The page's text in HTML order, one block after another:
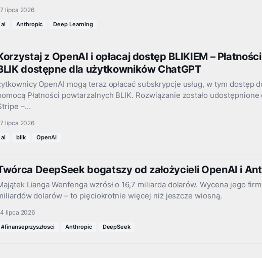
lipca 2026
ai Anthropic Deep Learning
z OpenAI i opłacaj dostęp BLIKIEM –
dostępne dla użytkowników ChatGPT
OpenAI mogą teraz opłacać subskrypcje usług, w tym dostęp
Płatności powtarzalnych BLIK. Rozwiązanie zostało udostępnione
–…
lipca 2026
ai blik OpenAI
DeepSeek bogatszy od założycieli OpenAI i
Lianga Wenfenga wzrósł o 16,7 miliarda dolarów. Wycena jego
dolarów – to pięciokrotnie więcej niż jeszcze wiosną.
lipca 2026
#finanseprzyszłosci Anthropic DeepSeek